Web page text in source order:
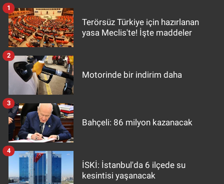
Terörsüz Türkiye için hazırlanan
yasa Meclis'te! İşte maddeler
1
Motorinde bir indirim daha
2
Bahçeli: 86 milyon kazanacak
3
İSKİ: İstanbul'da 6 ilçede su
kesintisi yaşanacak
4